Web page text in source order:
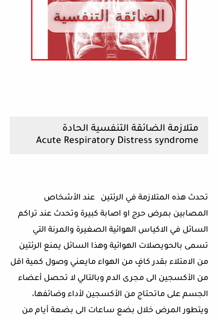
متلازمة الضائقة التنفسية الحادة
Acute Respiratory Distress syndrome
تحدث هذه المتلازمة في الرئتين عند الأشخاص
المصابين بمرض حرج او اصابة كبيرة وتحدث عند تراكم
السائل في الاكياس الهوائية الصغيرة والمرنة التي
تسمى بالحويصلات الهوائية وهذا السائل يمنع الرئتين
من الامتلاء بقدر كافٍ من الهواء مايعني وصول كمية اقل
من الأكسجين الى مجرى الدم وبالتالي لا تحصل أعضاء
الجسم على ماتحتاج من الأكسجين لأداء وضائفها،
ويتطور المرض خلال بضع ساعات الى بضعة أيام من